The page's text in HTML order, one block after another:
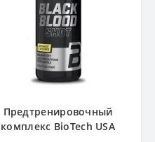
Предтренировочный
комплекс BioTech USA